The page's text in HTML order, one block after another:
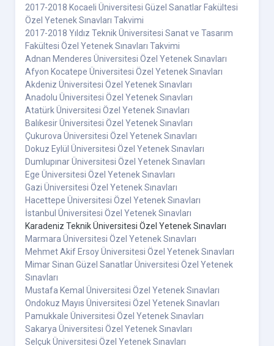
2017-2018 Kocaeli Üniversitesi Güzel Sanatlar Fakültesi
Özel Yetenek Sınavları Takvimi
2017-2018 Yıldız Teknik Üniversitesi Sanat ve Tasarım
Fakültesi Özel Yetenek Sınavları Takvimi
Adnan Menderes Üniversitesi Özel Yetenek Sınavları
Afyon Kocatepe Üniversitesi Özel Yetenek Sınavları
Akdeniz Üniversitesi Özel Yetenek Sınavları
Anadolu Üniversitesi Özel Yetenek Sınavları
Atatürk Üniversitesi Özel Yetenek Sınavları
Balıkesir Üniversitesi Özel Yetenek Sınavları
Çukurova Üniversitesi Özel Yetenek Sınavları
Dokuz Eylül Üniversitesi Özel Yetenek Sınavları
Dumlupınar Üniversitesi Özel Yetenek Sınavları
Ege Üniversitesi Özel Yetenek Sınavları
Gazi Üniversitesi Özel Yetenek Sınavları
Hacettepe Üniversitesi Özel Yetenek Sınavları
İstanbul Üniversitesi Özel Yetenek Sınavları
Karadeniz Teknik Üniversitesi Özel Yetenek Sınavları
Marmara Üniversitesi Özel Yetenek Sınavları
Mehmet Akif Ersoy Üniversitesi Özel Yetenek Sınavları
Mimar Sinan Güzel Sanatlar Üniversitesi Özel Yetenek
Sınavları
Mustafa Kemal Üniversitesi Özel Yetenek Sınavları
Ondokuz Mayıs Üniversitesi Özel Yetenek Sınavları
Pamukkale Üniversitesi Özel Yetenek Sınavları
Sakarya Üniversitesi Özel Yetenek Sınavları
Selçuk Üniversitesi Özel Yetenek Sınavları